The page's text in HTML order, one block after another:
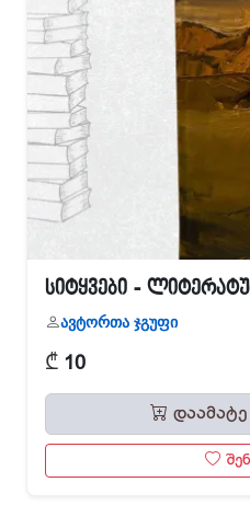
სიტყვები -
ავტორთა ჯგუფი
₾ 10